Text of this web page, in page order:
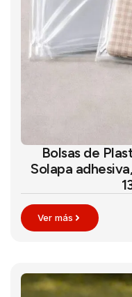
Bolsas de
Solapa
Ver más